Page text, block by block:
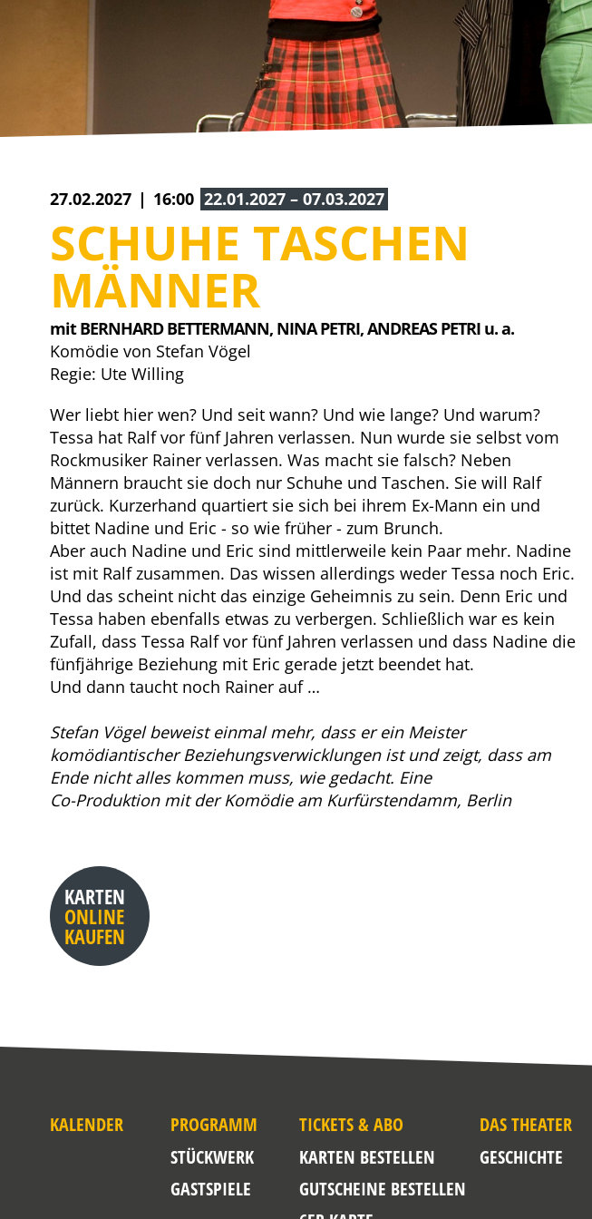
27.02.2027 16:00 22.01.2027 – 07.03.2027
SCHUHE TASCHEN
MÄNNER
mit BERNHARD BETTERMANN, NINA PETRI, ANDREAS PETRI u. a.
Komödie von Stefan Vögel
Regie: Ute Willing
Wer liebt hier wen? Und seit wann? Und wie lange? Und warum?
Tessa hat Ralf vor fünf Jahren verlassen. Nun wurde sie selbst vom
Rockmusiker Rainer verlassen. Was macht sie falsch? Neben
Männern braucht sie doch nur Schuhe und Taschen. Sie will Ralf
zurück. Kurzerhand quartiert sie sich bei ihrem Ex-Mann ein und
bittet Nadine und Eric - so wie früher - zum Brunch.
Aber auch Nadine und Eric sind mittlerweile kein Paar mehr. Nadine
ist mit Ralf zusammen. Das wissen allerdings weder Tessa noch Eric.
Und das scheint nicht das einzige Geheimnis zu sein. Denn Eric und
Tessa haben ebenfalls etwas zu verbergen. Schließlich war es kein
Zufall, dass Tessa Ralf vor fünf Jahren verlassen und dass Nadine die
fünfjährige Beziehung mit Eric gerade jetzt beendet hat.
Und dann taucht noch Rainer auf …
Stefan Vögel beweist einmal mehr, dass er ein Meister
komödiantischer Beziehungsverwicklungen ist und zeigt, dass am
Ende nicht alles kommen muss, wie gedacht. Eine
Co-Produktion mit der Komödie am Kurfürstendamm, Berlin
KARTEN
ONLINE
KAUFEN
KALENDER
PROGRAMM
STÜCKWERK
GASTSPIELE
TICKETS & ABO
KARTEN BESTELLEN
GUTSCHEINE BESTELLEN
DAS THEATER
GESCHICHTE